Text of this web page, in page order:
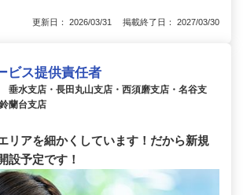
更新日： 2026/03/31 掲載終了日： 2027/03/30
ビス提供責任者
垂水支店・長田丸山支店・西須磨支店・名谷支
蘭台支店
リアを細かくしています！だから新規
設予定です！